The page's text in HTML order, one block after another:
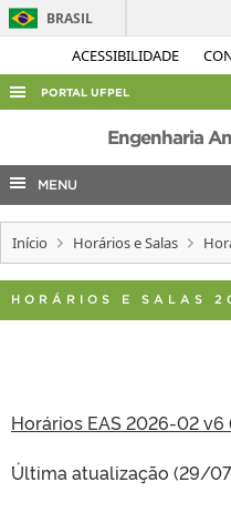
ACESSIBILIDADE
BRASIL
PORTAL UFPEL
ACESSO À INFORMAÇÃO
AUDITORIA
COBALTO
CONCURSOS
EDITAIS
INTERNACIONAL
TELEFONES
Engenharia
MENU
Início Horários e Salas
HORÁRIOS E SALAS
Horários EAS 2026-02 v6
´Última atualização (29/